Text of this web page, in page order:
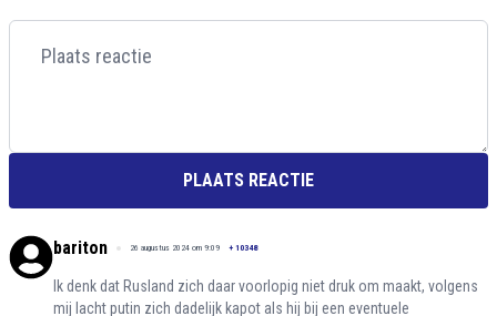
PLAATS REACTIE
bariton 26 augustus 2024 om 9:09 + 10348
Ik denk dat Rusland zich daar voorlopig niet druk om maakt, volgens
mij lacht putin zich dadelijk kapot als hij bij een eventuele